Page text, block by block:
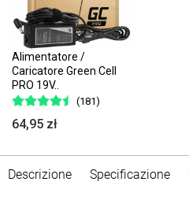
Alimentatore /
Caricatore Green Cell
PRO 19V..
(181)
64,95 zł
Descrizione Specificazione